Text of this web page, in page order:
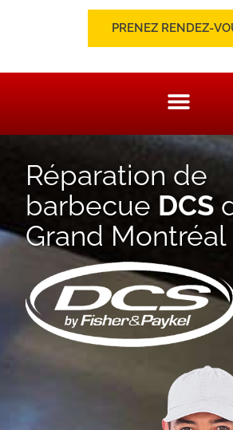
PRENEZ RENDEZ-
Réparation de
barbecue DCS
Grand Montréal